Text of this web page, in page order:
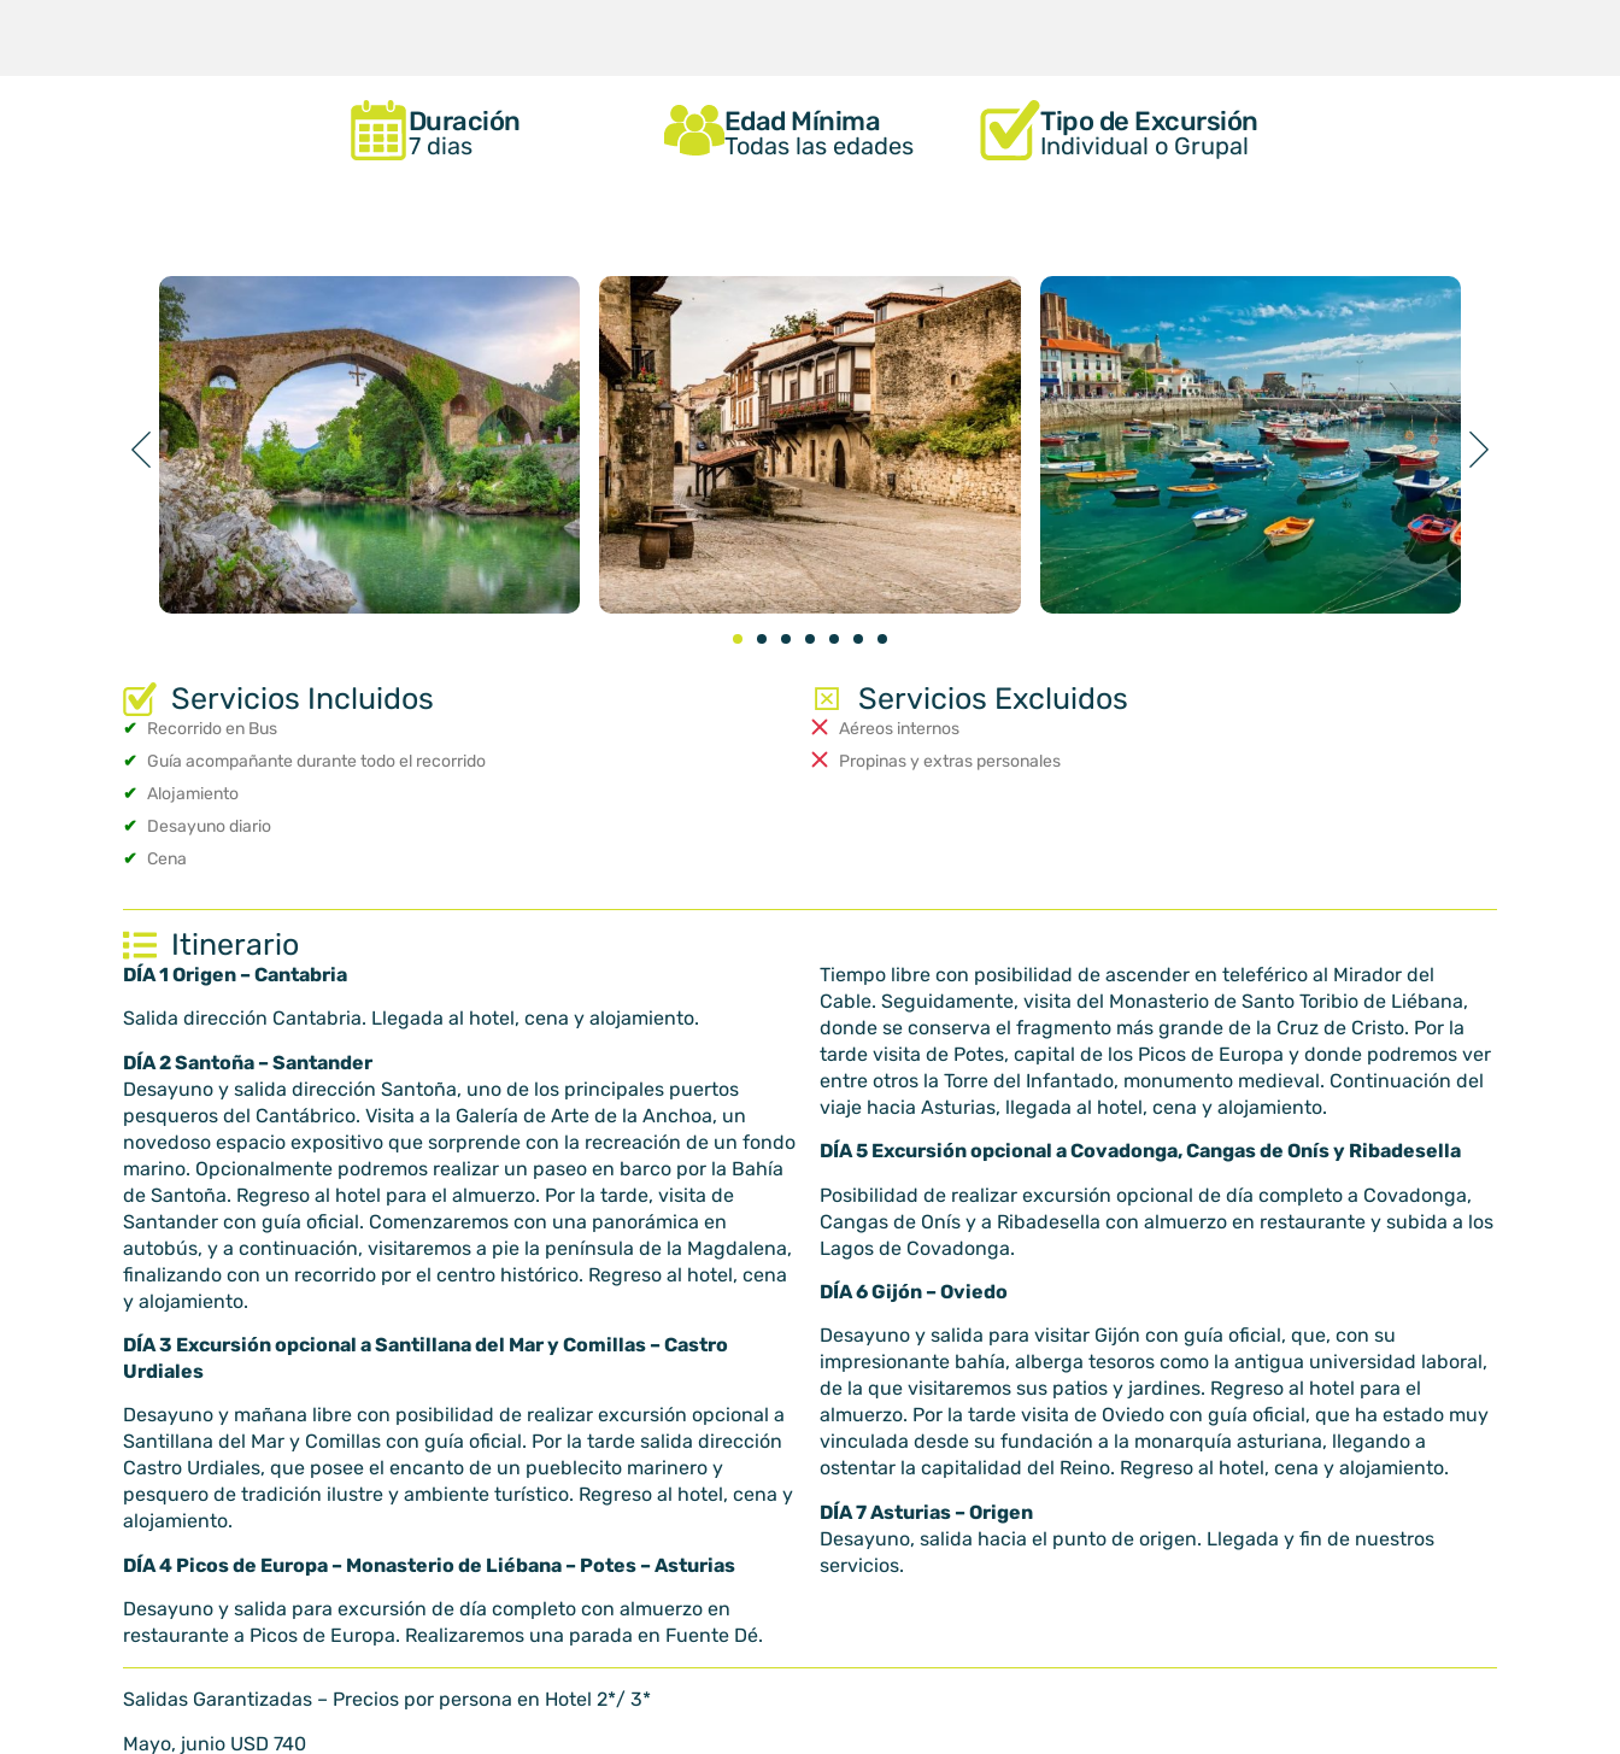
Duración
7 dias
Edad Mínima
Todas las edades
Tipo de Excursión
Individual o Grupal
Servicios Incluidos
✔ Recorrido en Bus
✔ Guía acompañante durante todo el recorrido
✔ Alojamiento
✔ Desayuno diario
✔ Cena
Servicios Excluidos
Aéreos internos
Propinas y extras personales
Itinerario
DÍA 1 Origen – Cantabria
Salida dirección Cantabria. Llegada al hotel, cena y alojamiento.
DÍA 2 Santoña – Santander
Desayuno y salida dirección Santoña, uno de los principales puertos
pesqueros del Cantábrico. Visita a la Galería de Arte de la Anchoa, un
novedoso espacio expositivo que sorprende con la recreación de un fondo
marino. Opcionalmente podremos realizar un paseo en barco por la Bahía
de Santoña. Regreso al hotel para el almuerzo. Por la tarde, visita de
Santander con guía oficial. Comenzaremos con una panorámica en
autobús, y a continuación, visitaremos a pie la península de la Magdalena,
finalizando con un recorrido por el centro histórico. Regreso al hotel, cena
y alojamiento.
DÍA 3 Excursión opcional a Santillana del Mar y Comillas – Castro
Urdiales
Desayuno y mañana libre con posibilidad de realizar excursión opcional a
Santillana del Mar y Comillas con guía oficial. Por la tarde salida dirección
Castro Urdiales, que posee el encanto de un pueblecito marinero y
pesquero de tradición ilustre y ambiente turístico. Regreso al hotel, cena y
alojamiento.
DÍA 4 Picos de Europa – Monasterio de Liébana – Potes – Asturias
Desayuno y salida para excursión de día completo con almuerzo en
restaurante a Picos de Europa. Realizaremos una parada en Fuente Dé.
Tiempo libre con posibilidad de ascender en teleférico al Mirador del
Cable. Seguidamente, visita del Monasterio de Santo Toribio de Liébana,
donde se conserva el fragmento más grande de la Cruz de Cristo. Por la
tarde visita de Potes, capital de los Picos de Europa y donde podremos ver
entre otros la Torre del Infantado, monumento medieval. Continuación del
viaje hacia Asturias, llegada al hotel, cena y alojamiento.
DÍA 5 Excursión opcional a Covadonga, Cangas de Onís y Ribadesella
Posibilidad de realizar excursión opcional de día completo a Covadonga,
Cangas de Onís y a Ribadesella con almuerzo en restaurante y subida a los
Lagos de Covadonga.
DÍA 6 Gijón – Oviedo
Desayuno y salida para visitar Gijón con guía oficial, que, con su
impresionante bahía, alberga tesoros como la antigua universidad laboral,
de la que visitaremos sus patios y jardines. Regreso al hotel para el
almuerzo. Por la tarde visita de Oviedo con guía oficial, que ha estado muy
vinculada desde su fundación a la monarquía asturiana, llegando a
ostentar la capitalidad del Reino. Regreso al hotel, cena y alojamiento.
DÍA 7 Asturias – Origen
Desayuno, salida hacia el punto de origen. Llegada y fin de nuestros
servicios.
Salidas Garantizadas – Precios por persona en Hotel 2*/ 3*
Mayo, junio USD 740